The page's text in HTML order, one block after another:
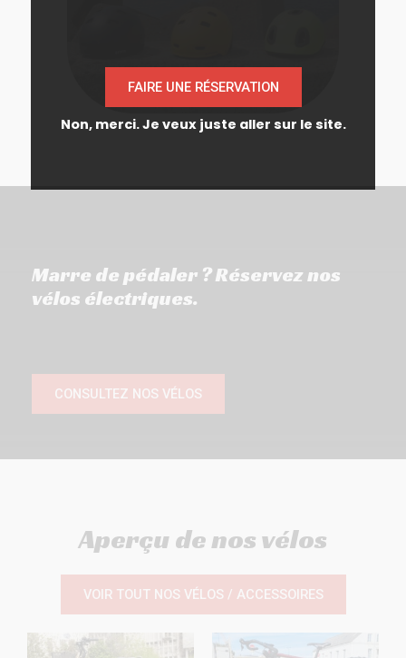
Marre de pédaler ? Réservez nos
vélos électriques.
CONSULTEZ NOS VÉLOS
Aperçu de nos vélos
VOIR TOUT NOS VÉLOS / ACCESSOIRES
FAIRE UNE RÉSERVATION
Non, merci. Je veux juste aller sur le site.